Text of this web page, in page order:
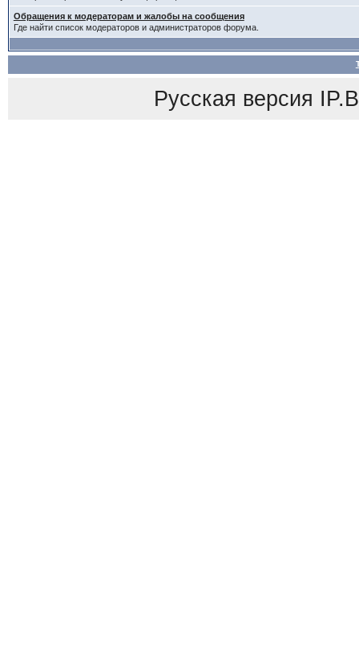
Обращения к модераторам и жалобы на сообщения
Где найти список модераторов и администраторов форума.
Русская версия